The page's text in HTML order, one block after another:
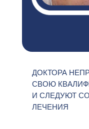
ДОКТОРА
СВОЮ
И СЛЕДУЮТ
ЛЕЧЕНИЯ